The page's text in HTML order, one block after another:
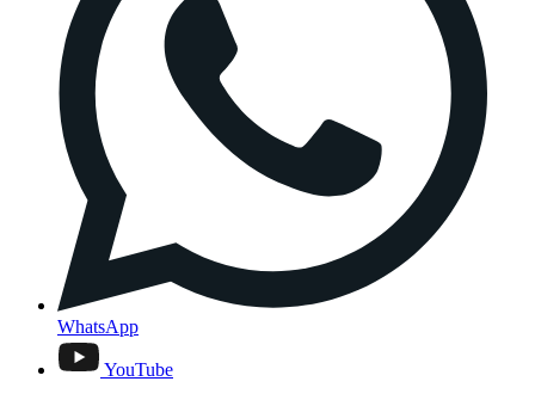
WhatsApp
YouTube